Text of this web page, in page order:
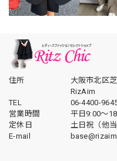
住所
大阪市北区
RizAim
TEL
06-4400-
営業時間
平日9:00～
定休日
土日祝（他
E-mail